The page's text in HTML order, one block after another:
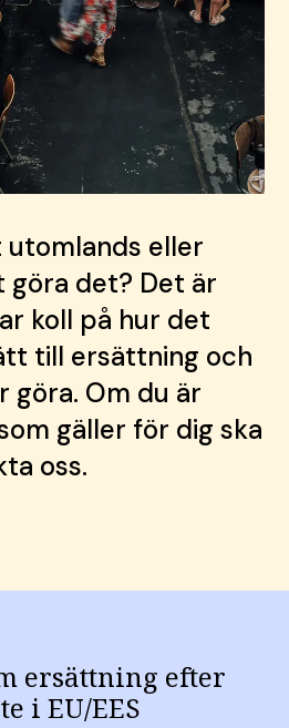
eller
göra det? Det är
koll på hur det
till ersättning och
göra. Om du är
gäller för dig ska
oss.
ersättning efter
i EU/EES